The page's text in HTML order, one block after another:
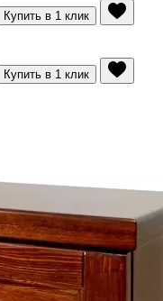
Купить в 1 клик
Купить в 1 клик